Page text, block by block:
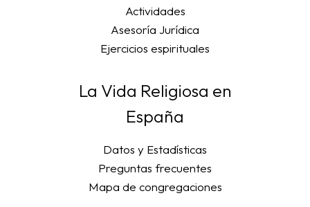
Actividades
Asesoría Jurídica
Ejercicios espirituales
La Vida Religiosa en
España
Datos y Estadísticas
Preguntas frecuentes
Mapa de congregaciones